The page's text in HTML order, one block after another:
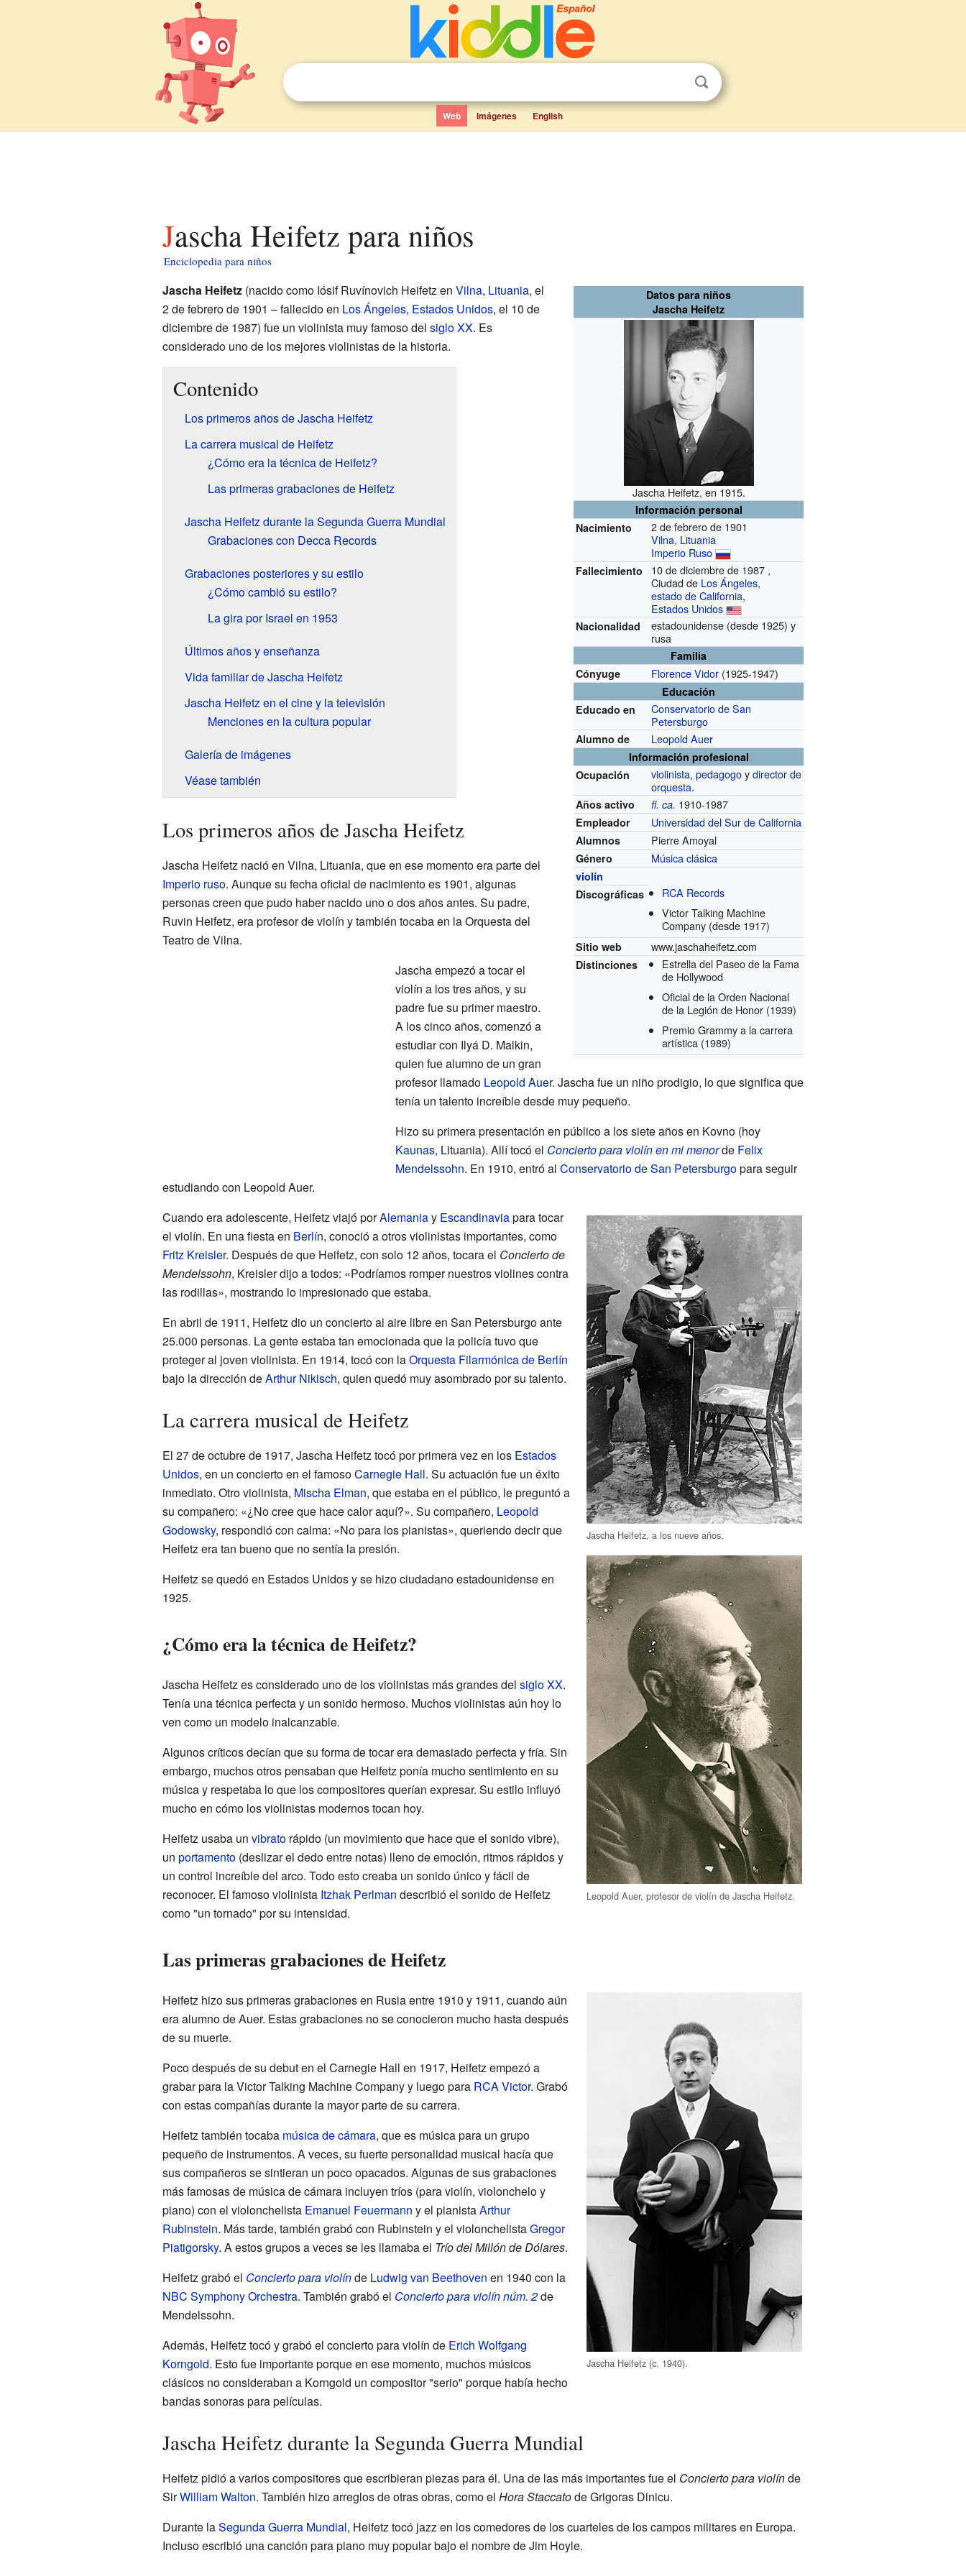
Web Imágenes English
Jascha Heifetz para niños
Enciclopedia para niños
Datos para niños
Jascha Heifetz
Jascha Heifetz, en 1915.
Información personal
Nacimiento
2 de febrero de 1901
Vilna, Lituania
Imperio Ruso
Fallecimiento
10 de diciembre de 1987 ,
Ciudad de Los Ángeles,
estado de California,
Estados Unidos
Nacionalidad
estadounidense (desde 1925) y
rusa
Familia
Cónyuge
Florence Vidor (1925-1947)
Educación
Educado en
Conservatorio de San
Petersburgo
Alumno de Leopold Auer
Información profesional
Ocupación
violinista,pedagogoydirector de
orquesta.
Años activo fl. ca. 1910-1987
Empleador Universidad del Sur de California
Alumnos Pierre Amoyal
Género Música clásica
violín
Discográficas
RCA Records
Victor Talking Machine
Company (desde 1917)
Sitio web www.jaschaheifetz.com
Distinciones
Estrella del Paseo de la Fama
de Hollywood
Oficial de la Orden Nacional
de la Legión de Honor (1939)
Premio Grammy a la carrera
artística (1989)
Jascha Heifetz(nacido como Iósif Ruvínovich Heifetz en Vilna, Lituania, el
2 de febrero de 1901 – fallecido en Los Ángeles, Estados Unidos, el 10 de
diciembre de 1987) fue un violinista muy famoso del siglo XX. Es
considerado uno de los mejores violinistas de la historia.
Contenido
Los primeros años de Jascha Heifetz
La carrera musical de Heifetz
¿Cómo era la técnica de Heifetz?
Las primeras grabaciones de Heifetz
Jascha Heifetz durante la Segunda Guerra Mundial
Grabaciones con Decca Records
Grabaciones posteriores y su estilo
¿Cómo cambió su estilo?
La gira por Israel en 1953
Últimos años y enseñanza
Vida familiar de Jascha Heifetz
Jascha Heifetz en el cine y la televisión
Menciones en la cultura popular
Galería de imágenes
Véase también
Los primeros años de Jascha Heifetz
Jascha Heifetz nació en Vilna, Lituania, que en ese momento era parte del
Imperio ruso. Aunque su fecha oficial de nacimiento es 1901, algunas
personas creen que pudo haber nacido uno o dos años antes. Su padre,
Ruvin Heifetz, era profesor de violín y también tocaba en la Orquesta del
Teatro de Vilna.
Jascha empezó a tocar el
violín a los tres años, y su
padre fue su primer maestro.
A los cinco años, comenzó a
estudiar con Ilyá D. Malkin,
quien fue alumno de un gran
profesor llamado Leopold Auer. Jascha fue un niño prodigio, lo que significa que
tenía un talento increíble desde muy pequeño.
Hizo su primera presentación en público a los siete años en Kovno (hoy
Kaunas, Lituania). Allí tocó el Concierto para violín en mi menorde Felix
Mendelssohn. En 1910, entró al Conservatorio de San Petersburgopara seguir
estudiando con Leopold Auer.
Jascha Heifetz, a los nueve años.
Leopold Auer, profesor de violín de Jascha Heifetz.
Cuando era adolescente, Heifetz viajó porAlemaniay Escandinaviapara tocar
el violín. En una fiesta en Berlín, conoció a otros violinistas importantes, como
Fritz Kreisler. Después de que Heifetz, con solo 12 años, tocara el Concierto de
Mendelssohn, Kreisler dijo a todos: «Podríamos romper nuestros violines contra
las rodillas», mostrando lo impresionado que estaba.
En abril de 1911, Heifetz dio un concierto al aire libre en San Petersburgo ante
25.000 personas. La gente estaba tan emocionada que la policía tuvo que
proteger al joven violinista. En 1914, tocó con laOrquesta Filarmónica de Berlín
bajo la dirección deArthur Nikisch, quien quedó muy asombrado por su talento.
La carrera musical de Heifetz
El 27 de octubre de 1917, Jascha Heifetz tocó por primera vez en los Estados
Unidos, en un concierto en el famosoCarnegie Hall. Su actuación fue un éxito
inmediato. Otro violinista, Mischa Elman, que estaba en el público, le preguntó a
su compañero: «¿No cree que hace calor aquí?». Su compañero, Leopold
Godowsky, respondió con calma: «No para los pianistas», queriendo decir que
Heifetz era tan bueno que no sentía la presión.
Heifetz se quedó en Estados Unidos y se hizo ciudadano estadounidense en
1925.
¿Cómo era la técnica de Heifetz?
Jascha Heifetz es considerado uno de los violinistas más grandes del siglo XX.
Tenía una técnica perfecta y un sonido hermoso. Muchos violinistas aún hoy lo
ven como un modelo inalcanzable.
Algunos críticos decían que su forma de tocar era demasiado perfecta y fría. Sin
embargo, muchos otros pensaban que Heifetz ponía mucho sentimiento en su
música y respetaba lo que los compositores querían expresar. Su estilo influyó
mucho en cómo los violinistas modernos tocan hoy.
Heifetz usaba un vibratorápido (un movimiento que hace que el sonido vibre),
un portamento(deslizar el dedo entre notas) lleno de emoción, ritmos rápidos y
un control increíble del arco. Todo esto creaba un sonido único y fácil de
reconocer. El famoso violinista Itzhak Perlman describió el sonido de Heifetz
como "un tornado" por su intensidad.
Las primeras grabaciones de Heifetz
Jascha Heifetz (c. 1940).
Heifetz hizo sus primeras grabaciones en Rusia entre 1910 y 1911, cuando aún
era alumno de Auer. Estas grabaciones no se conocieron mucho hasta después
de su muerte.
Poco después de su debut en el Carnegie Hall en 1917, Heifetz empezó a
grabar para la Victor Talking Machine Company y luego para RCA Victor. Grabó
con estas compañías durante la mayor parte de su carrera.
Heifetz también tocaba música de cámara, que es música para un grupo
pequeño de instrumentos. A veces, su fuerte personalidad musical hacía que
sus compañeros se sintieran un poco opacados. Algunas de sus grabaciones
más famosas de música de cámara incluyen tríos (para violín, violonchelo y
piano) con el violonchelista Emanuel Feuermann y el pianistaArthur
Rubinstein. Más tarde, también grabó con Rubinstein y el violonchelistaGregor
Piatigorsky. A estos grupos a veces se les llamaba el Trío del Millón de Dólares.
Heifetz grabó el Concierto para violínde Ludwig van Beethoven en 1940 con la
NBC Symphony Orchestra. También grabó el Concierto para violín núm. 2de
Mendelssohn.
Además, Heifetz tocó y grabó el concierto para violín de Erich Wolfgang
Korngold. Esto fue importante porque en ese momento, muchos músicos
clásicos no consideraban a Korngold un compositor "serio" porque había hecho
bandas sonoras para películas.
Jascha Heifetz durante la Segunda Guerra Mundial
Heifetz pidió a varios compositores que escribieran piezas para él. Una de las más importantes fue el Concierto para violínde
SirWilliam Walton. También hizo arreglos de otras obras, como el Hora Staccatode Grigoras Dinicu.
Durante laSegunda Guerra Mundial, Heifetz tocó jazz en los comedores de los cuarteles de los campos militares en Europa.
Incluso escribió una canción para piano muy popular bajo el nombre de Jim Hoyle.